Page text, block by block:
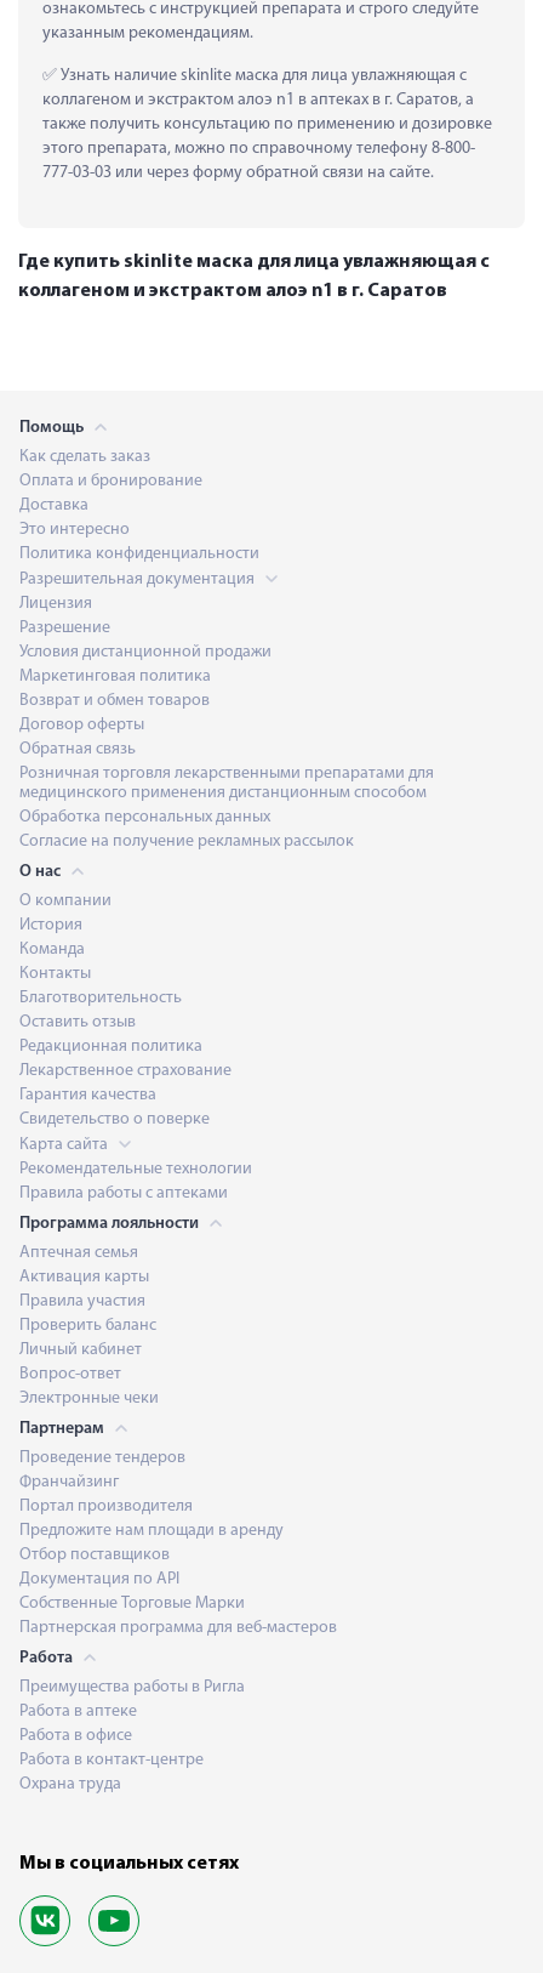
ознакомьтесь с инструкцией препарата и строго следуйте
указанным рекомендациям.
Узнать наличие skinlite маска для лица увлажняющая с
коллагеном и экстрактом алоэ n1 в аптеках в г. Саратов, а
также получить консультацию по применению и дозировке
этого препарата, можно по справочному телефону 8-800-
777-03-03 или через форму обратной связи на сайте.
Где купить skinlite маска для лица увлажняющая с
коллагеном и экстрактом алоэ n1 в г. Саратов
Помощь
Как сделать заказ
Оплата и бронирование
Доставка
Это интересно
Политика конфиденциальности
Разрешительная документация
Лицензия
Разрешение
Условия дистанционной продажи
Маркетинговая политика
Возврат и обмен товаров
Договор оферты
Обратная связь
Розничная торговля лекарственными препаратами для
медицинского применения дистанционным способом
Обработка персональных данных
Согласие на получение рекламных рассылок
О нас
О компании
История
Команда
Контакты
Благотворительность
Оставить отзыв
Редакционная политика
Лекарственное страхование
Гарантия качества
Свидетельство о поверке
Карта сайта
Рекомендательные технологии
Правила работы с аптеками
Программа лояльности
Аптечная семья
Активация карты
Правила участия
Проверить баланс
Личный кабинет
Вопрос-ответ
Электронные чеки
Партнерам
Проведение тендеров
Франчайзинг
Портал производителя
Предложите нам площади в аренду
Отбор поставщиков
Документация по API
Собственные Торговые Марки
Партнерская программа для веб-мастеров
Работа
Преимущества работы в Ригла
Работа в аптеке
Работа в офисе
Работа в контакт-центре
Охрана труда
Мы в социальных сетях